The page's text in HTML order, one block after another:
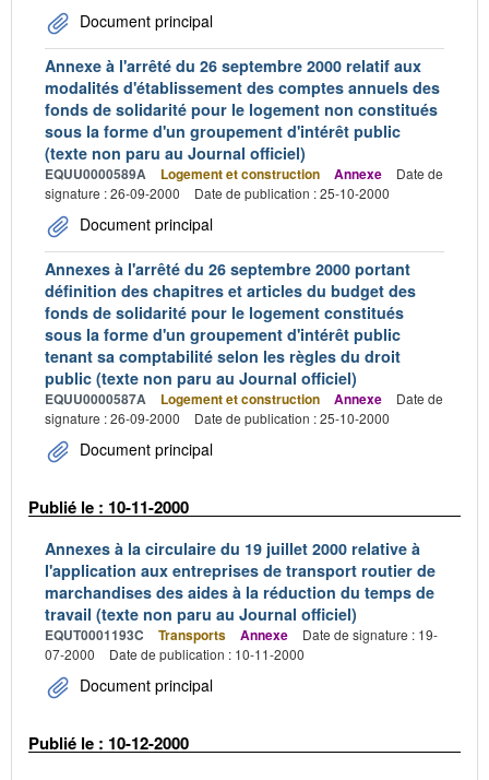
Document principal
Annexe à l'arrêté du 26 septembre 2000 relatif aux
modalités d'établissement des comptes annuels des
fonds de solidarité pour le logement non constitués
sous la forme d'un groupement d'intérêt public
(texte non paru au Journal officiel)
EQUU0000589A Logement et construction Annexe
Date de
signature : 26-09-2000
Date de publication : 25-10-2000
Document principal
Annexes à l'arrêté du 26 septembre 2000 portant
définition des chapitres et articles du budget des
fonds de solidarité pour le logement constitués
sous la forme d'un groupement d'intérêt public
tenant sa comptabilité selon les règles du droit
public (texte non paru au Journal officiel)
EQUU0000587A Logement et construction Annexe
Date de
signature : 26-09-2000
Date de publication : 25-10-2000
Document principal
Publié le : 10-11-2000
Annexes à la circulaire du 19 juillet 2000 relative à
l'application aux entreprises de transport routier de
marchandises des aides à la réduction du temps de
travail (texte non paru au Journal officiel)
EQUT0001193C Transports Annexe
Date de signature : 19-
07-2000
Date de publication : 10-11-2000
Document principal
Publié le : 10-12-2000